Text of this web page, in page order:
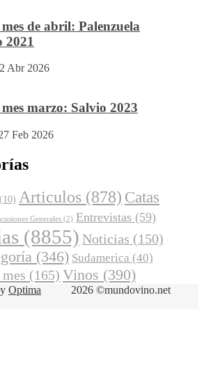
de abril: Palenzuela
2021
Abr 2026
marzo: Salvio 2023
Feb 2026
(10) Articulos (878) Catas
Generales (2) Entrevistas (59)
(8855) Noticias (150)
(346) Sudamerica (40)
(165) Vinos (390)
2026 ©mundovino.net
Optima